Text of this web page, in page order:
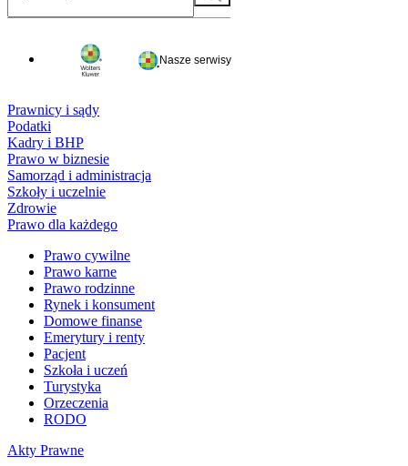
Nasze serwisy
Prawnicy i sądy
Podatki
Kadry i BHP
Prawo w biznesie
Samorząd i administracja
Szkoły i uczelnie
Zdrowie
Prawo dla każdego
Prawo cywilne
Prawo karne
Prawo rodzinne
Rynek i konsument
Domowe finanse
Emerytury i renty
Pacjent
Szkoła i uczeń
Turystyka
Orzeczenia
RODO
Akty Prawne